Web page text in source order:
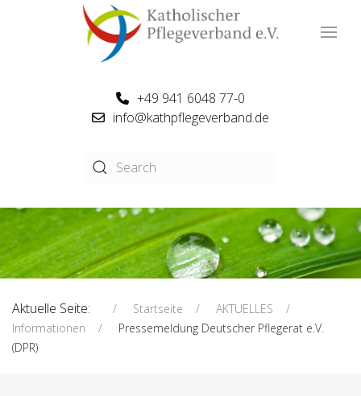
+49 941 6048 77-0
info@kathpflegeverband.de
Aktuelle Seite: Startseite
AKTUELLES
Informationen
Pressemeldung Deutscher Pflegerat e.V.
(DPR)